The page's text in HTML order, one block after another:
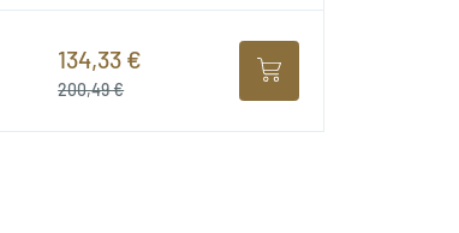
134,33 €
200,49 €